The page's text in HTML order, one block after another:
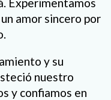
amor sincero por
y su
nuestro
y confiamos en